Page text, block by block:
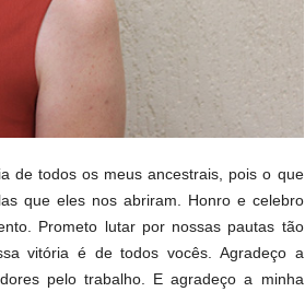
de todos os meus ancestrais, pois o que
que eles nos abriram. Honro e celebro
Prometo lutar por nossas pautas tão
vitória é de todos vocês. Agradeço a
pelo trabalho. E agradeço a minha